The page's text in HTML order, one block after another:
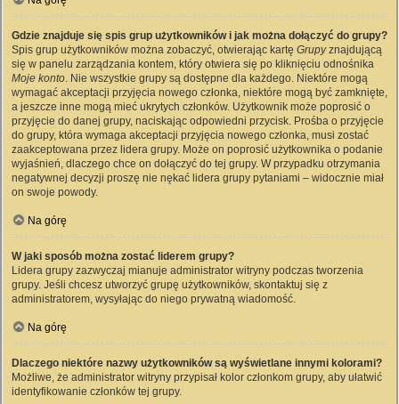
Gdzie znajduje się spis grup użytkowników i jak można dołączyć do grupy?
Spis grup użytkowników można zobaczyć, otwierając kartę Grupyznajdującą
się w panelu zarządzania kontem, który otwiera się po kliknięciu odnośnika
Moje konto. Nie wszystkie grupy są dostępne dla każdego. Niektóre mogą
wymagać akceptacji przyjęcia nowego członka, niektóre mogą być zamknięte,
a jeszcze inne mogą mieć ukrytych członków. Użytkownik może poprosić o
przyjęcie do danej grupy, naciskając odpowiedni przycisk. Prośba o przyjęcie
do grupy, która wymaga akceptacji przyjęcia nowego członka, musi zostać
zaakceptowana przez lidera grupy. Może on poprosić użytkownika o podanie
wyjaśnień, dlaczego chce on dołączyć do tej grupy. W przypadku otrzymania
negatywnej decyzji proszę nie nękać lidera grupy pytaniami – widocznie miał
on swoje powody.
Na górę
W jaki sposób można zostać liderem grupy?
Lidera grupy zazwyczaj mianuje administrator witryny podczas tworzenia
grupy. Jeśli chcesz utworzyć grupę użytkowników, skontaktuj się z
administratorem, wysyłając do niego prywatną wiadomość.
Na górę
Dlaczego niektóre nazwy użytkowników są wyświetlane innymi kolorami?
Możliwe, że administrator witryny przypisał kolor członkom grupy, aby ułatwić
identyfikowanie członków tej grupy.